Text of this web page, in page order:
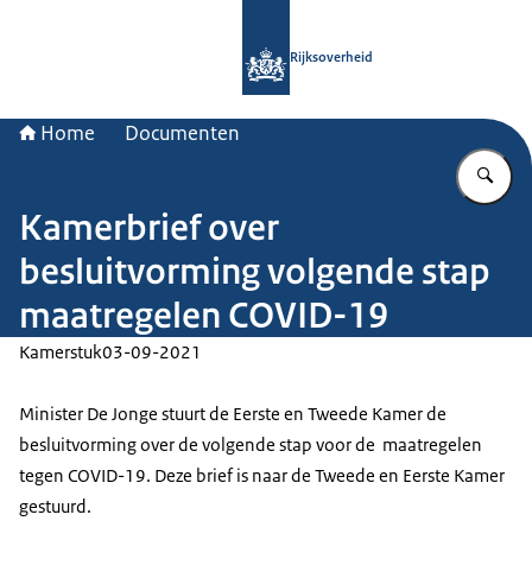
Rijksoverheid
Home Documenten
Kamerbrief over
besluitvorming volgende stap
maatregelen COVID-19
Kamerstuk03-09-2021
Minister De Jonge stuurt de Eerste en Tweede Kamer de
besluitvorming over de volgende stap voor de maatregelen
tegen COVID-19. Deze brief is naar de Tweede en Eerste Kamer
gestuurd.